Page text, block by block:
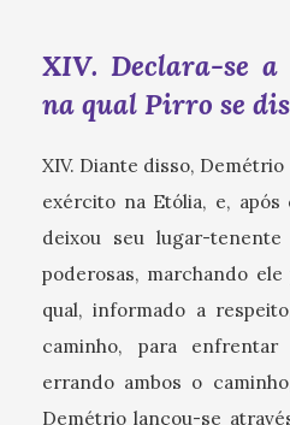
XIV. Declara-se
na qual Pirro se
XIV. Diante disso,
exército na Etólia, e,
deixou seu lugar-
poderosas, marchando
qual, informado a
caminho, para
errando ambos o
Demétrio lançou-se